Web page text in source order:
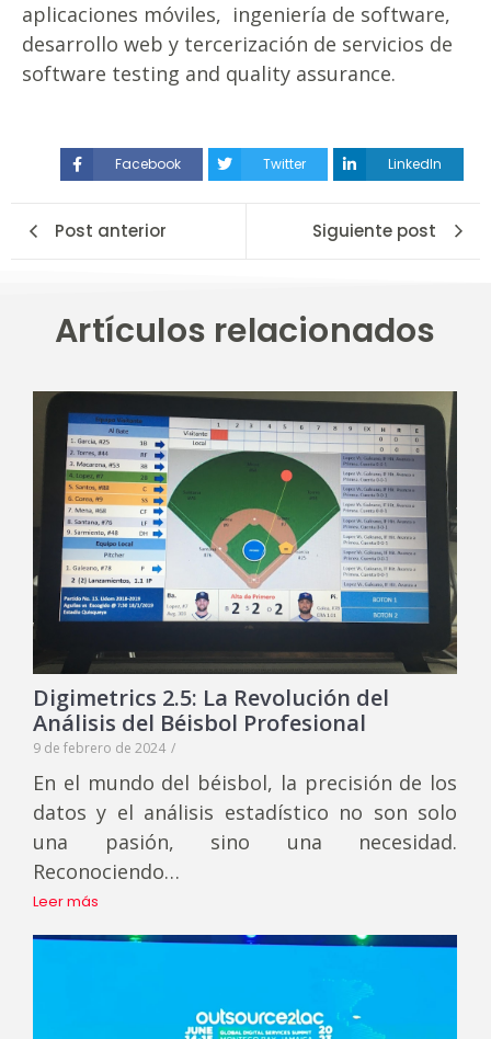
aplicaciones móviles, ingeniería de software,
desarrollo web y tercerización de servicios de
software testing and quality assurance.
Facebook Twitter LinkedIn
Post anterior Siguiente post
Artículos relacionados
Digimetrics 2.5: La Revolución del
Análisis del Béisbol Profesional
9 de febrero de 2024 /
En el mundo del béisbol, la precisión de los
datos y el análisis estadístico no son solo
una pasión, sino una necesidad.
Reconociendo…
Leer más